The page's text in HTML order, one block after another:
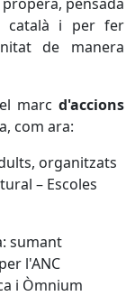
català i per fer
de manera
marc d'accions
com ara:
organitzats
– Escoles
sumant
l'ANC
i Òmnium